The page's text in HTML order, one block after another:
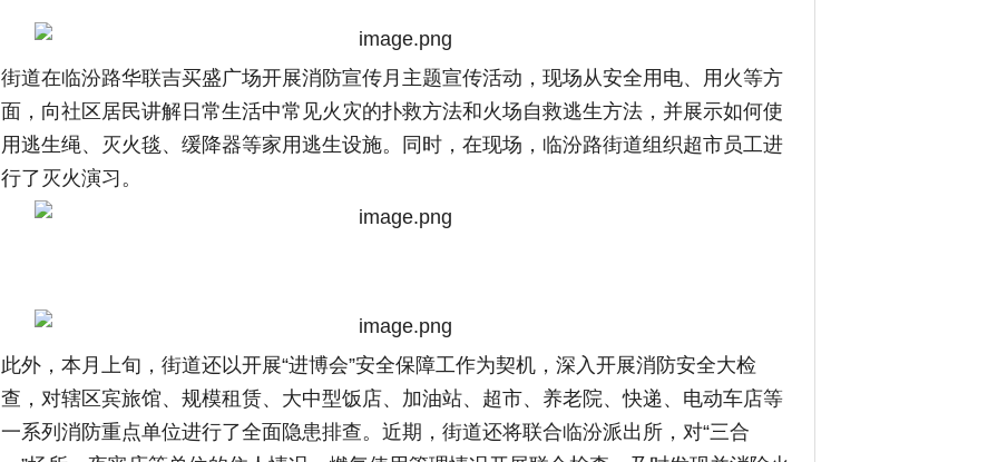
街道在临汾路华联吉买盛广场开展消防宣传月主题宣传活动，现场从安全用电、用火等方
面，向社区居民讲解日常生活中常见火灾的扑救方法和火场自救逃生方法，并展示如何使
用逃生绳、灭火毯、缓降器等家用逃生设施。同时，在现场，临汾路街道组织超市员工进
行了灭火演习。
此外，本月上旬，街道还以开展“进博会”安全保障工作为契机，深入开展消防安全大检
查，对辖区宾旅馆、规模租赁、大中型饭店、加油站、超市、养老院、快递、电动车店等
一系列消防重点单位进行了全面隐患排查。近期，街道还将联合临汾派出所，对“三合